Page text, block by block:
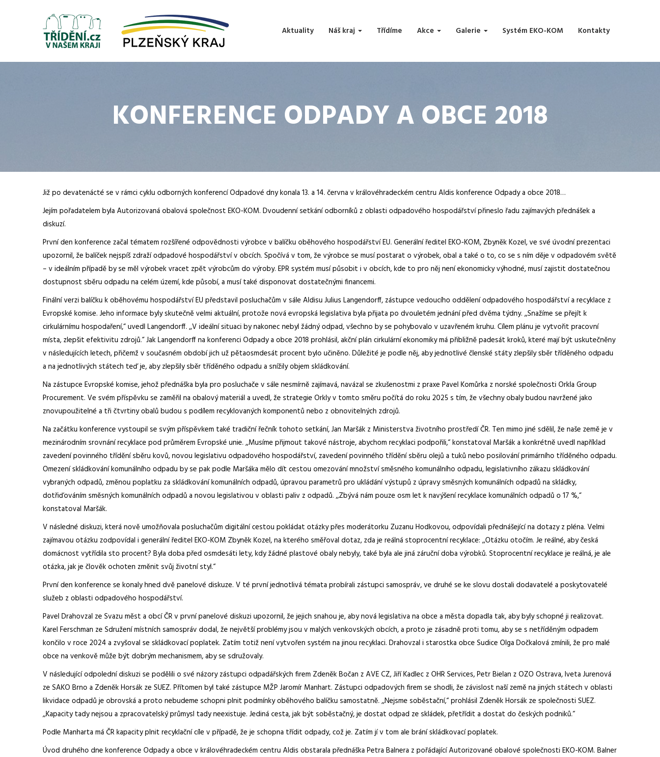
Aktuality Náš kraj Třídíme Akce Galerie Systém EKO-KOM Kontakty
KONFERENCE ODPADY A OBCE 2018
Již po devatenácté se v rámci cyklu odborných konferencí Odpadové dny konala 13. a 14. června v královéhradeckém centru Aldis konference Odpady a obce 2018…
Jejím pořadatelem byla Autorizovaná obalová společnost EKO-KOM. Dvoudenní setkání odborníků z oblasti odpadového hospodářství přineslo řadu zajímavých přednášek a
diskuzí.
První den konference začal tématem rozšířené odpovědnosti výrobce v balíčku oběhového hospodářství EU. Generální ředitel EKO-KOM, Zbyněk Kozel, ve své úvodní prezentaci
upozornil, že balíček nejspíš zdraží odpadové hospodářství v obcích. Spočívá v tom, že výrobce se musí postarat o výrobek, obal a také o to, co se s ním děje v odpadovém světě
– v ideálním případě by se měl výrobek vracet zpět výrobcům do výroby. EPR systém musí působit i v obcích, kde to pro něj není ekonomicky výhodné, musí zajistit dostatečnou
dostupnost sběru odpadu na celém území, kde působí, a musí také disponovat dostatečnými financemi.
Finální verzi balíčku k oběhovému hospodářství EU představil posluchačům v sále Aldisu Julius Langendorff, zástupce vedoucího oddělení odpadového hospodářství a recyklace z
Evropské komise. Jeho informace byly skutečně velmi aktuální, protože nová evropská legislativa byla přijata po dvouletém jednání před dvěma týdny. ,,Snažíme se přejít k
cirkulárnímu hospodaření,“ uvedl Langendorff. ,,V ideální situaci by nakonec nebyl žádný odpad, všechno by se pohybovalo v uzavřeném kruhu. Cílem plánu je vytvořit pracovní
místa, zlepšit efektivitu zdrojů.“ Jak Langendorff na konferenci Odpady a obce 2018 prohlásil, akční plán cirkulární ekonomiky má přibližně padesát kroků, které mají být uskutečněny
v následujících letech, přičemž v současném období jich už pětaosmdesát procent bylo učiněno. Důležité je podle něj, aby jednotlivé členské státy zlepšily sběr tříděného odpadu
a na jednotlivých státech teď je, aby zlepšily sběr tříděného odpadu a snížily objem skládkování.
Na zástupce Evropské komise, jehož přednáška byla pro posluchače v sále nesmírně zajímavá, navázal se zkušenostmi z praxe Pavel Komůrka z norské společnosti Orkla Group
Procurement. Ve svém příspěvku se zaměřil na obalový materiál a uvedl, že strategie Orkly v tomto směru počítá do roku 2025 s tím, že všechny obaly budou navržené jako
znovupoužitelné a tři čtvrtiny obalů budou s podílem recyklovaných komponentů nebo z obnovitelných zdrojů.
Na začátku konference vystoupil se svým příspěvkem také tradiční řečník tohoto setkání, Jan Maršák z Ministerstva životního prostředí ČR. Ten mimo jiné sdělil, že naše země je v
mezinárodním srovnání recyklace pod průměrem Evropské unie. ,,Musíme přijmout takové nástroje, abychom recyklaci podpořili,“ konstatoval Maršák a konkrétně uvedl například
zavedení povinného třídění sběru kovů, novou legislativu odpadového hospodářství, zavedení povinného třídění sběru olejů a tuků nebo posilování primárního tříděného odpadu.
Omezení skládkování komunálního odpadu by se pak podle Maršáka mělo dít cestou omezování množství směsného komunálního odpadu, legislativního zákazu skládkování
vybraných odpadů, změnou poplatku za skládkování komunálních odpadů, úpravou parametrů pro ukládání výstupů z úpravy směsných komunálních odpadů na skládky,
dotřiďováním směsných komunálních odpadů a novou legislativou v oblasti paliv z odpadů. ,,Zbývá nám pouze osm let k navýšení recyklace komunálních odpadů o 17 %,“
konstatoval Maršák.
V následné diskuzi, která nově umožňovala posluchačům digitální cestou pokládat otázky přes moderátorku Zuzanu Hodkovou, odpovídali přednášející na dotazy z pléna. Velmi
zajímavou otázku zodpovídal i generální ředitel EKO-KOM Zbyněk Kozel, na kterého směřoval dotaz, zda je reálná stoprocentní recyklace: ,,Otázku otočím. Je reálné, aby česká
domácnost vytřídila sto procent? Byla doba před osmdesáti lety, kdy žádné plastové obaly nebyly, také byla ale jiná záruční doba výrobků. Stoprocentní recyklace je reálná, je ale
otázka, jak je člověk ochoten změnit svůj životní styl.“
První den konference se konaly hned dvě panelové diskuze. V té první jednotlivá témata probírali zástupci samospráv, ve druhé se ke slovu dostali dodavatelé a poskytovatelé
služeb z oblasti odpadového hospodářství.
Pavel Drahovzal ze Svazu měst a obcí ČR v první panelové diskuzi upozornil, že jejich snahou je, aby nová legislativa na obce a města dopadla tak, aby byly schopné ji realizovat.
Karel Ferschman ze Sdružení místních samospráv dodal, že největší problémy jsou v malých venkovských obcích, a proto je zásadně proti tomu, aby se s netříděným odpadem
končilo v roce 2024 a zvyšoval se skládkovací poplatek. Zatím totiž není vytvořen systém na jinou recyklaci. Drahovzal i starostka obce Sudice Olga Dočkalová zmínili, že pro malé
obce na venkově může být dobrým mechanismem, aby se sdružovaly.
V následující odpolední diskuzi se podělili o své názory zástupci odpadářských firem Zdeněk Bočan z AVE CZ, Jiří Kadlec z OHR Services, Petr Bielan z OZO Ostrava, Iveta Jurenová
ze SAKO Brno a Zdeněk Horsák ze SUEZ. Přítomen byl také zástupce MŽP Jaromír Manhart. Zástupci odpadových firem se shodli, že závislost naší země na jiných státech v oblasti
likvidace odpadů je obrovská a proto nebudeme schopni plnit podmínky oběhového balíčku samostatně. ,,Nejsme soběstační,“ prohlásil Zdeněk Horsák ze společnosti SUEZ.
,,Kapacity tady nejsou a zpracovatelský průmysl tady neexistuje. Jediná cesta, jak být soběstačný, je dostat odpad ze skládek, přetřídit a dostat do českých podniků.“
Podle Manharta má ČR kapacity plnit recyklační cíle v případě, že je schopna třídit odpady, což je. Zatím jí v tom ale brání skládkovací poplatek.
Úvod druhého dne konference Odpady a obce v královéhradeckém centru Aldis obstarala přednáška Petra Balnera z pořádající Autorizované obalové společnosti EKO-KOM. Balner